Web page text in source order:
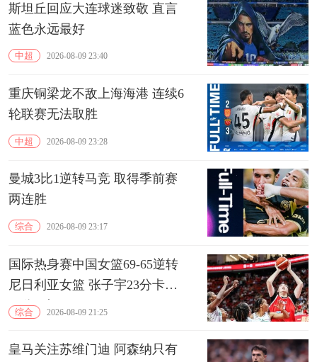
斯坦丘回应大连球迷致敬 直言
蓝色永远最好
中超 2026-08-09 23:40
重庆铜梁龙不敌上海海港 连续6
轮联赛无法取胜
中超 2026-08-09 23:28
曼城3比1逆转马竞 取得季前赛
两连胜
综合 2026-08-09 23:17
国际热身赛中国女篮69-65逆转
尼日利亚女篮 张子宇23分卡鲁
13分3助
综合 2026-08-09 21:25
皇马关注苏维门迪 阿森纳只有